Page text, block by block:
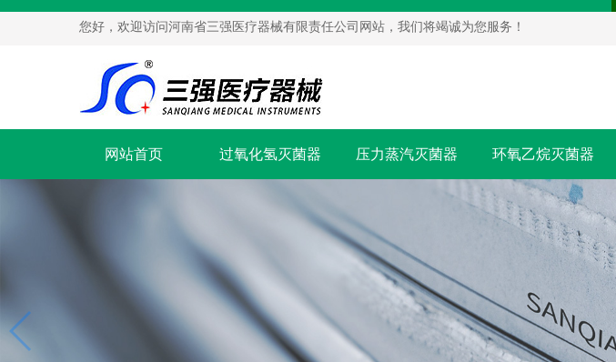
您好，欢迎访问河南省三强医疗器械有限责任公司网站，我们将竭诚为您服务！
网站首页 过氧化氢灭菌器 压力蒸汽灭菌器 环氧乙烷灭菌器